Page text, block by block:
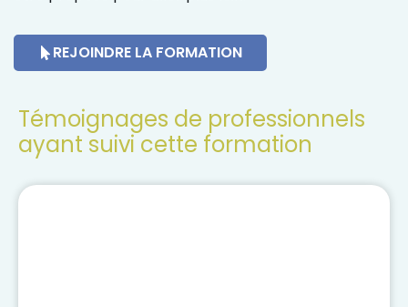
REJOINDRE LA FORMATION
Témoignages de professionnels
ayant suivi cette formation